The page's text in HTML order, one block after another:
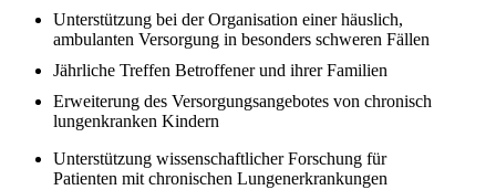
Unterstützung bei der Organisation einer häuslich,
ambulanten Versorgung in besonders schweren Fällen
Jährliche Treffen Betroffener und ihrer Familien
Erweiterung des Versorgungsangebotes von chronisch
lungenkranken Kindern
Unterstützung wissenschaftlicher Forschung für
Patienten mit chronischen Lungenerkrankungen